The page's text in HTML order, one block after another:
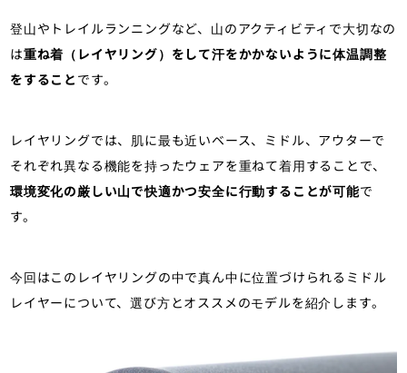
登山やトレイルランニングなど、山のアクティビティで大切なの
は重ね着（レイヤリング）をして汗をかかないように体温調整
をすること です。
レイヤリングでは、肌に最も近いベース、ミドル、アウターで
それぞれ異なる機能を持ったウェアを重ねて着用することで、
環境変化の厳しい山で快適かつ安全に行動することが可能で
す。
今回はこのレイヤリングの中で真ん中に位置づけられるミドル
レイヤーについて、選び方とオススメのモデルを紹介します。